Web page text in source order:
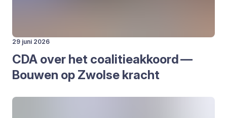
29 juni 2026
CDA over het coa­li­tie­ak­koord —
Bou­wen op Zwol­se kracht